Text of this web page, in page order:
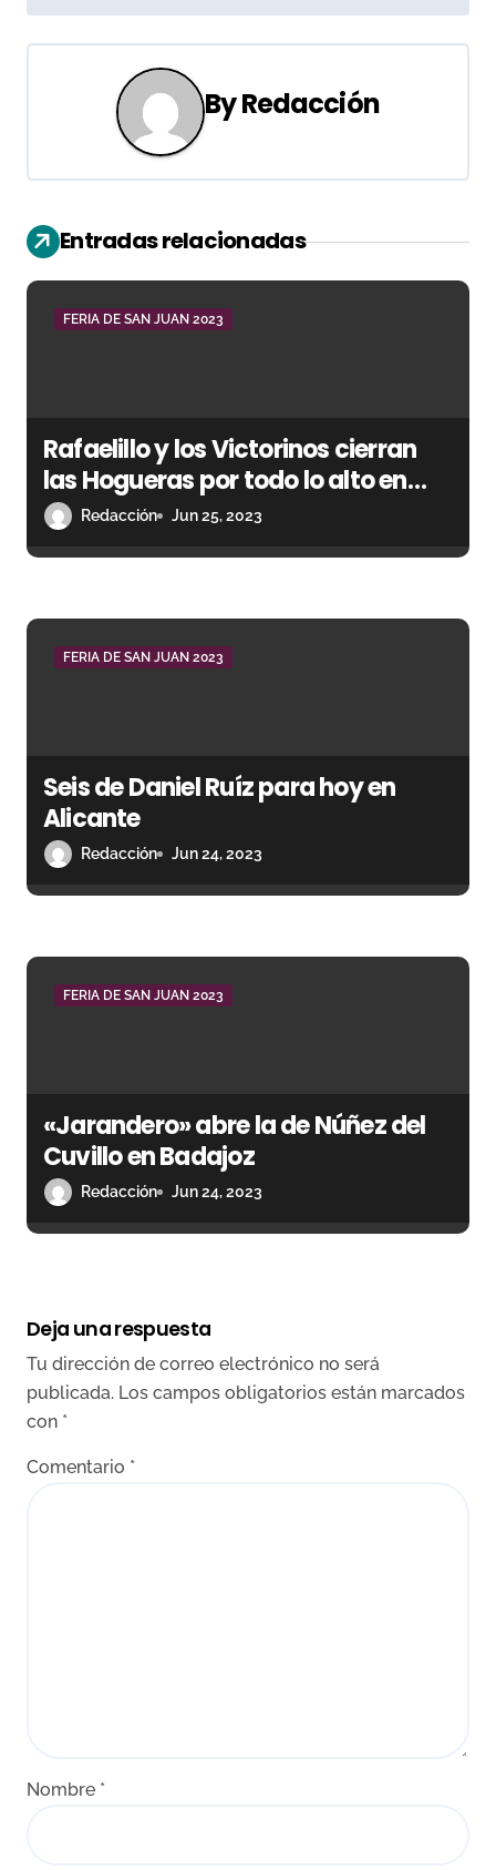
v
a
c
i
ó
e
e
n
r
ByRedacción
Entradas relacionadas
FERIA DE SAN JUAN 2023
Rafaelillo y los Victorinos cierran
las Hogueras por todo lo alto en
Alicante
Redacción Jun 25, 2023
FERIA DE SAN JUAN 2023
Seis de Daniel Ruíz para hoy en
Alicante
Redacción Jun 24, 2023
FERIA DE SAN JUAN 2023
«Jarandero» abre la de Núñez del
Cuvillo en Badajoz
Redacción Jun 24, 2023
Deja una respuesta
Tu dirección de correo electrónico no será
publicada. Los campos obligatorios están marcados
con *
Comentario *
Nombre *